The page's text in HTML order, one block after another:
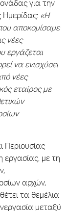
για την
Ημερίδας: «Η
αποκομίσαμε
νέες
εργάζεται
να ενισχύσει
νέες
εταίρος με
Περιουσίας
εργασίας, με τη
αρχών,
τα θεμέλια
μεταξύ